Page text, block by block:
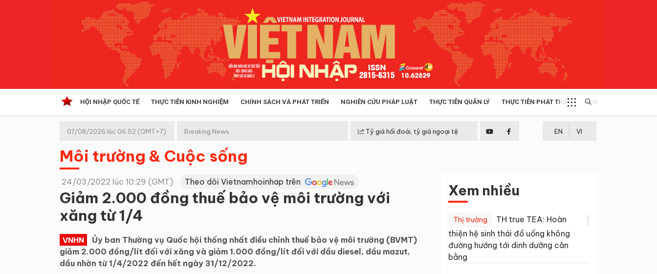
HỘI NHẬP QUỐC TẾ THỰC TIỄN KINH NGHIỆM CHÍNH SÁCH VÀ PHÁT TRIỂN NGHIÊN CỨU PHÁP LUẬT THỰC TIỄN QUẢN LÝ THỰC TIỄN PHÁT TRIỂN MULTIMEDIA
Kinh tế hội nhập
Doanh nghiệp
07/08/2026 lúc 06:52 (GMT+7) Breaking News Tỷ giá hối đoái, tỷ giá ngoại tệ EN VI
Môi trường & Cuộc sống
24/03/2022 lúc 10:29 (GMT) Theo dõi Vietnamhoinhap trên
Giảm 2.000 đồng thuế bảo vệ môi trường với
xăng từ 1/4
VNHN
Ủy ban Thường vụ Quốc hội thống nhất điều chỉnh thuế bảo vệ môi trường (BVMT)
giảm 2.000 đồng/lít đối với xăng và giảm 1.000 đồng/lít đối với dầu diesel, dầu mazut,
dầu nhờn từ 1/4/2022 đến hết ngày 31/12/2022.
Xem nhiều
Thị trường
TH true TEA: Hoàn
thiện hệ sinh thái đồ uống không
đường hướng tới dinh dưỡng cân
bằng